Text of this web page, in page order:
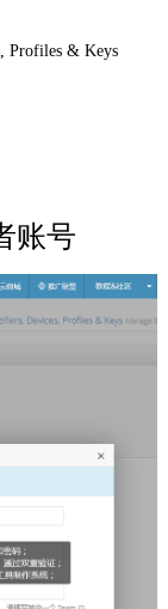
Profiles & Keys
账号